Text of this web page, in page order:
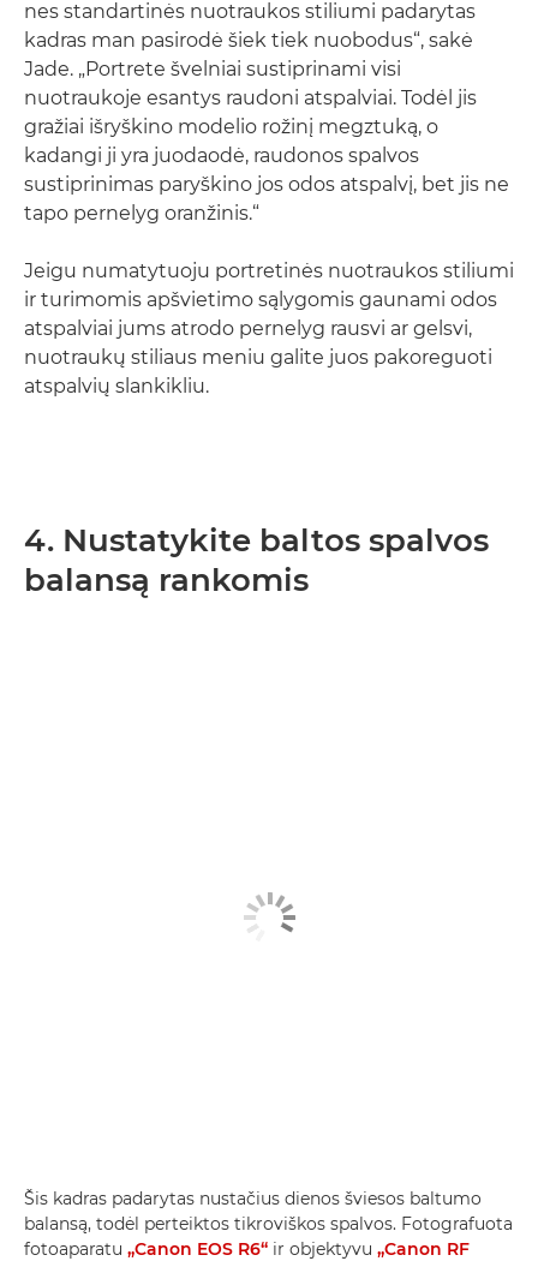
nes standartinės nuotraukos stiliumi padarytas
kadras man pasirodė šiek tiek nuobodus“, sakė
Jade. „Portrete švelniai sustiprinami visi
nuotraukoje esantys raudoni atspalviai. Todėl jis
gražiai išryškino modelio rožinį megztuką, o
kadangi ji yra juodaodė, raudonos spalvos
sustiprinimas paryškino jos odos atspalvį, bet jis ne
tapo pernelyg oranžinis.“
Jeigu numatytuoju portretinės nuotraukos stiliumi
ir turimomis apšvietimo sąlygomis gaunami odos
atspalviai jums atrodo pernelyg rausvi ar gelsvi,
nuotraukų stiliaus meniu galite juos pakoreguoti
atspalvių slankikliu.
4. Nustatykite baltos spalvos
balansą rankomis
Šis kadras padarytas nustačius dienos šviesos baltumo
balansą, todėl perteiktos tikroviškos spalvos. Fotografuota
fotoaparatu „Canon EOS R6“ ir objektyvu „Canon RF